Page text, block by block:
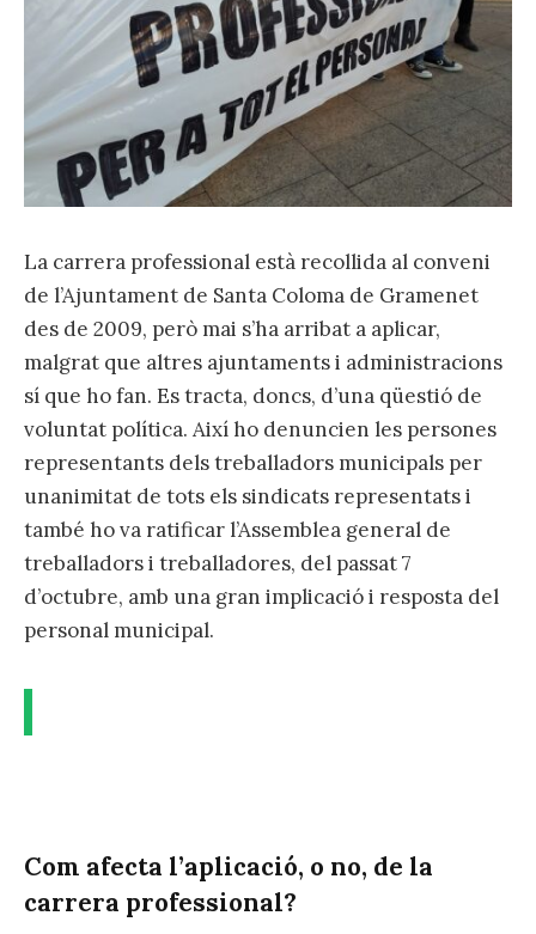
La carrera professional està recollida al conveni
de l’Ajuntament de Santa Coloma de Gramenet
des de 2009, però mai s’ha arribat a aplicar,
malgrat que altres ajuntaments i administracions
sí que ho fan. Es tracta, doncs, d’una qüestió de
voluntat política. Així ho denuncien les persones
representants dels treballadors municipals per
unanimitat de tots els sindicats representats i
també ho va ratificar l’Assemblea general de
treballadors i treballadores, del passat 7
d’octubre, amb una gran implicació i resposta del
personal municipal.
Com afecta l’aplicació, o no, de la
carrera professional?